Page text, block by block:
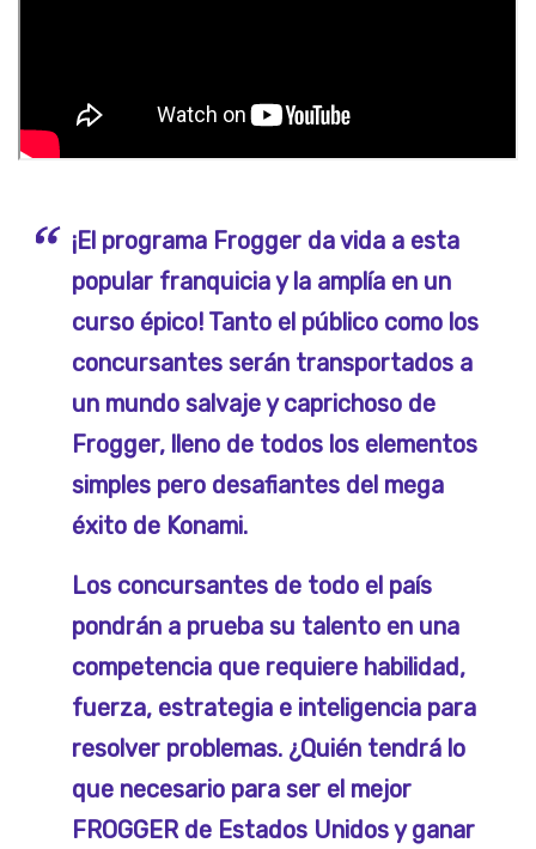
¡El programa Frogger da vida a esta
popular franquicia y la amplía en un
curso épico! Tanto el público como los
concursantes serán transportados a
un mundo salvaje y caprichoso de
Frogger, lleno de todos los elementos
simples pero desafiantes del mega
éxito de Konami.
Los concursantes de todo el país
pondrán a prueba su talento en una
competencia que requiere habilidad,
fuerza, estrategia e inteligencia para
resolver problemas. ¿Quién tendrá lo
que necesario para ser el mejor
FROGGER de Estados Unidos y ganar